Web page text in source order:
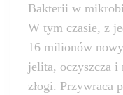
Bakterii w
W tym czasie, z
16 milionów
jelita, oczyszcza i
złogi. Przywraca